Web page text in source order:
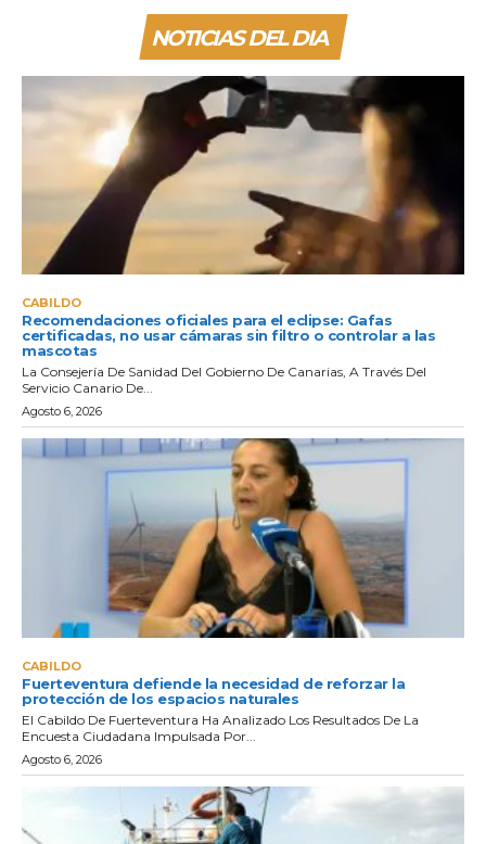
NOTICIAS DEL DIA
CABILDO
Recomendaciones oficiales para el eclipse: Gafas
certificadas, no usar cámaras sin filtro o controlar a las
mascotas
La Consejería De Sanidad Del Gobierno De Canarias, A Través Del
Servicio Canario De...
Agosto 6, 2026
CABILDO
Fuerteventura defiende la necesidad de reforzar la
protección de los espacios naturales
El Cabildo De Fuerteventura Ha Analizado Los Resultados De La
Encuesta Ciudadana Impulsada Por...
Agosto 6, 2026